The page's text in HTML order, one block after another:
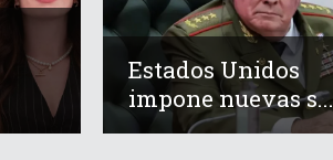
Estados Unidos
impone nuevas s...